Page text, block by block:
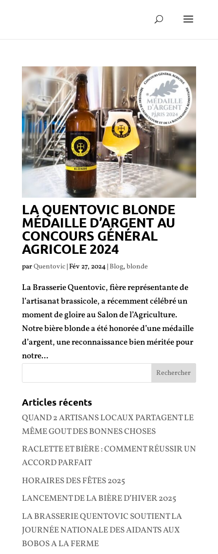
LA QUENTOVIC BLONDE
MÉDAILLE D’ARGENT AU
CONCOURS GÉNÉRAL
AGRICOLE 2024
parQuentovic|Fév 27, 2024|Blog, blonde
La Brasserie Quentovic, fière représentante de
l’artisanat brassicole, a récemment célébré un
moment de gloire au Salon de l’Agriculture.
Notre bière blonde a été honorée d’une médaille
d’argent, une reconnaissance bien méritée pour
notre...
Articles récents
QUAND 2 ARTISANS LOCAUX PARTAGENT LE
MÊME GOUT DES BONNES CHOSES
RACLETTE ET BIÈRE : COMMENT RÉUSSIR UN
ACCORD PARFAIT
HORAIRES DES FÊTES 2025
LANCEMENT DE LA BIÈRE D’HIVER 2025
LA BRASSERIE QUENTOVIC SOUTIENT LA
JOURNÉE NATIONALE DES AIDANTS AUX
BOBOS A LA FERME